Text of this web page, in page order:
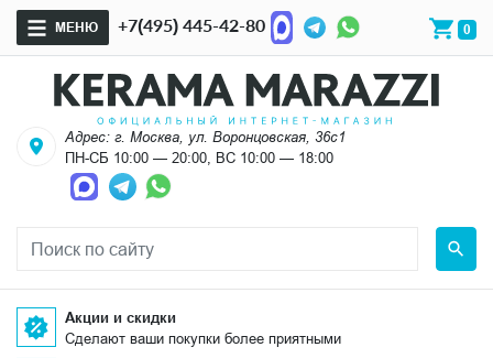
МЕНЮ +7(495) 445-42-80 0
Адрес: г. Москва, ул. Воронцовская, 36с1
ПН-СБ 10:00 — 20:00, ВС 10:00 — 18:00
Акции и скидки
Сделают ваши покупки более приятными